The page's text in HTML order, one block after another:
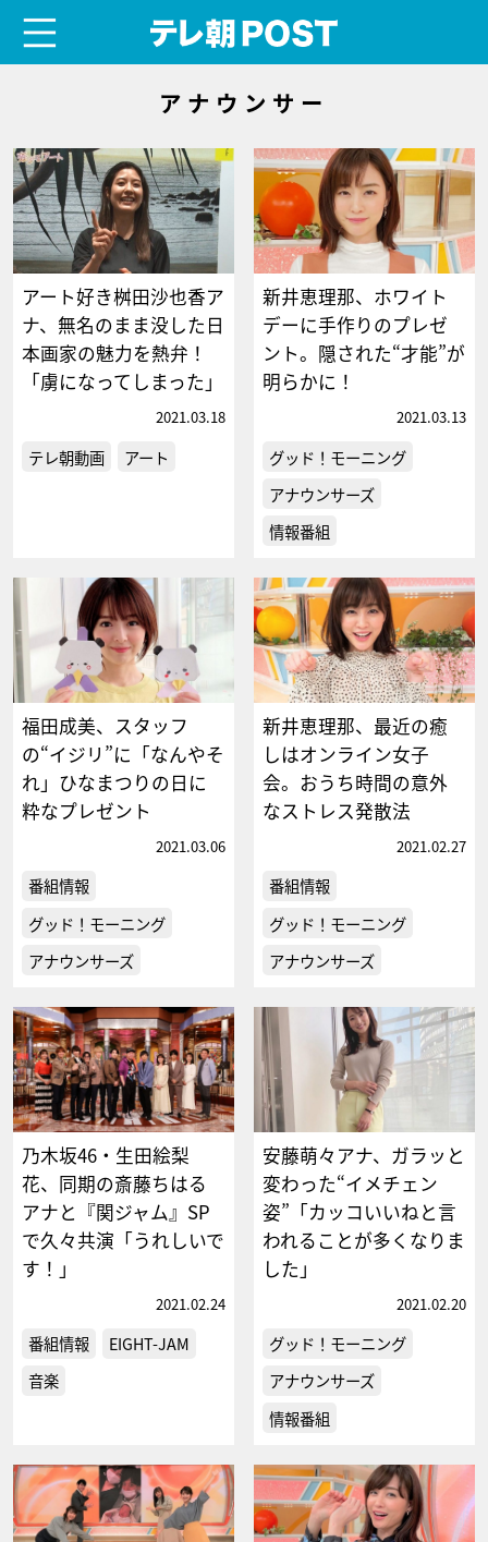
アナウンサー
アート好き桝田沙也香ア
ナ、無名のまま没した日
本画家の魅力を熱弁！
「虜になってしまった」
2021.03.18
テレ朝動画 アート
新井恵理那、ホワイト
デーに手作りのプレゼ
ント。隠された“才能”が
明らかに！
2021.03.13
グッド！モーニング
アナウンサーズ
情報番組
福田成美、スタッフ
の“イジリ”に「なんやそ
れ」ひなまつりの日に
粋なプレゼント
2021.03.06
番組情報
グッド！モーニング
アナウンサーズ
新井恵理那、最近の癒
しはオンライン女子
会。おうち時間の意外
なストレス発散法
2021.02.27
番組情報
グッド！モーニング
アナウンサーズ
乃木坂46・生田絵梨
花、同期の斎藤ちはる
アナと『関ジャム』SP
で久々共演「うれしいで
す！」
2021.02.24
番組情報
EIGHT-JAM
音楽
安藤萌々アナ、ガラッと
変わった“イメチェン
姿”「カッコいいねと言
われることが多くなりま
した」
2021.02.20
グッド！モーニング
アナウンサーズ
情報番組